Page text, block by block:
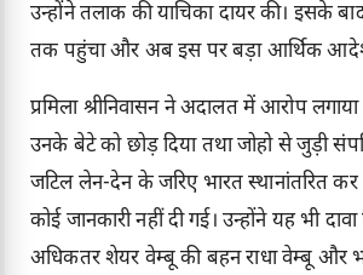
उन्होंने तलाक की याचिका दायर की। इसके
तक पहुंचा और अब इस पर बड़ा आर्थिक
प्रमिला श्रीनिवासन ने अदालत में आरोप
उनके बेटे को छोड़ दिया तथा जोहो से जुड़ी
जटिल लेन-देन के जरिए भारत स्थानांतरित कर
कोई जानकारी नहीं दी गई। उन्होंने यह भी
अधिकतर शेयर वेम्बू की बहन राधा वेम्बू और